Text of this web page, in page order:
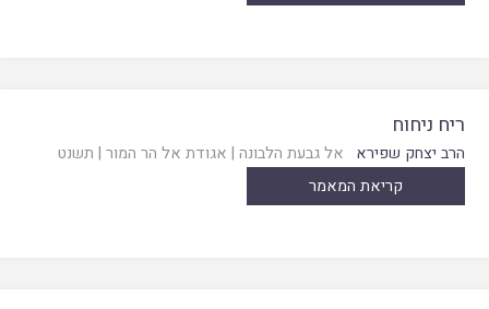
ריח ניחוח
הרב יצחק שפירא אל גבעת הלבונה | אגודת אל הר המור | תשנט
קריאת המאמר